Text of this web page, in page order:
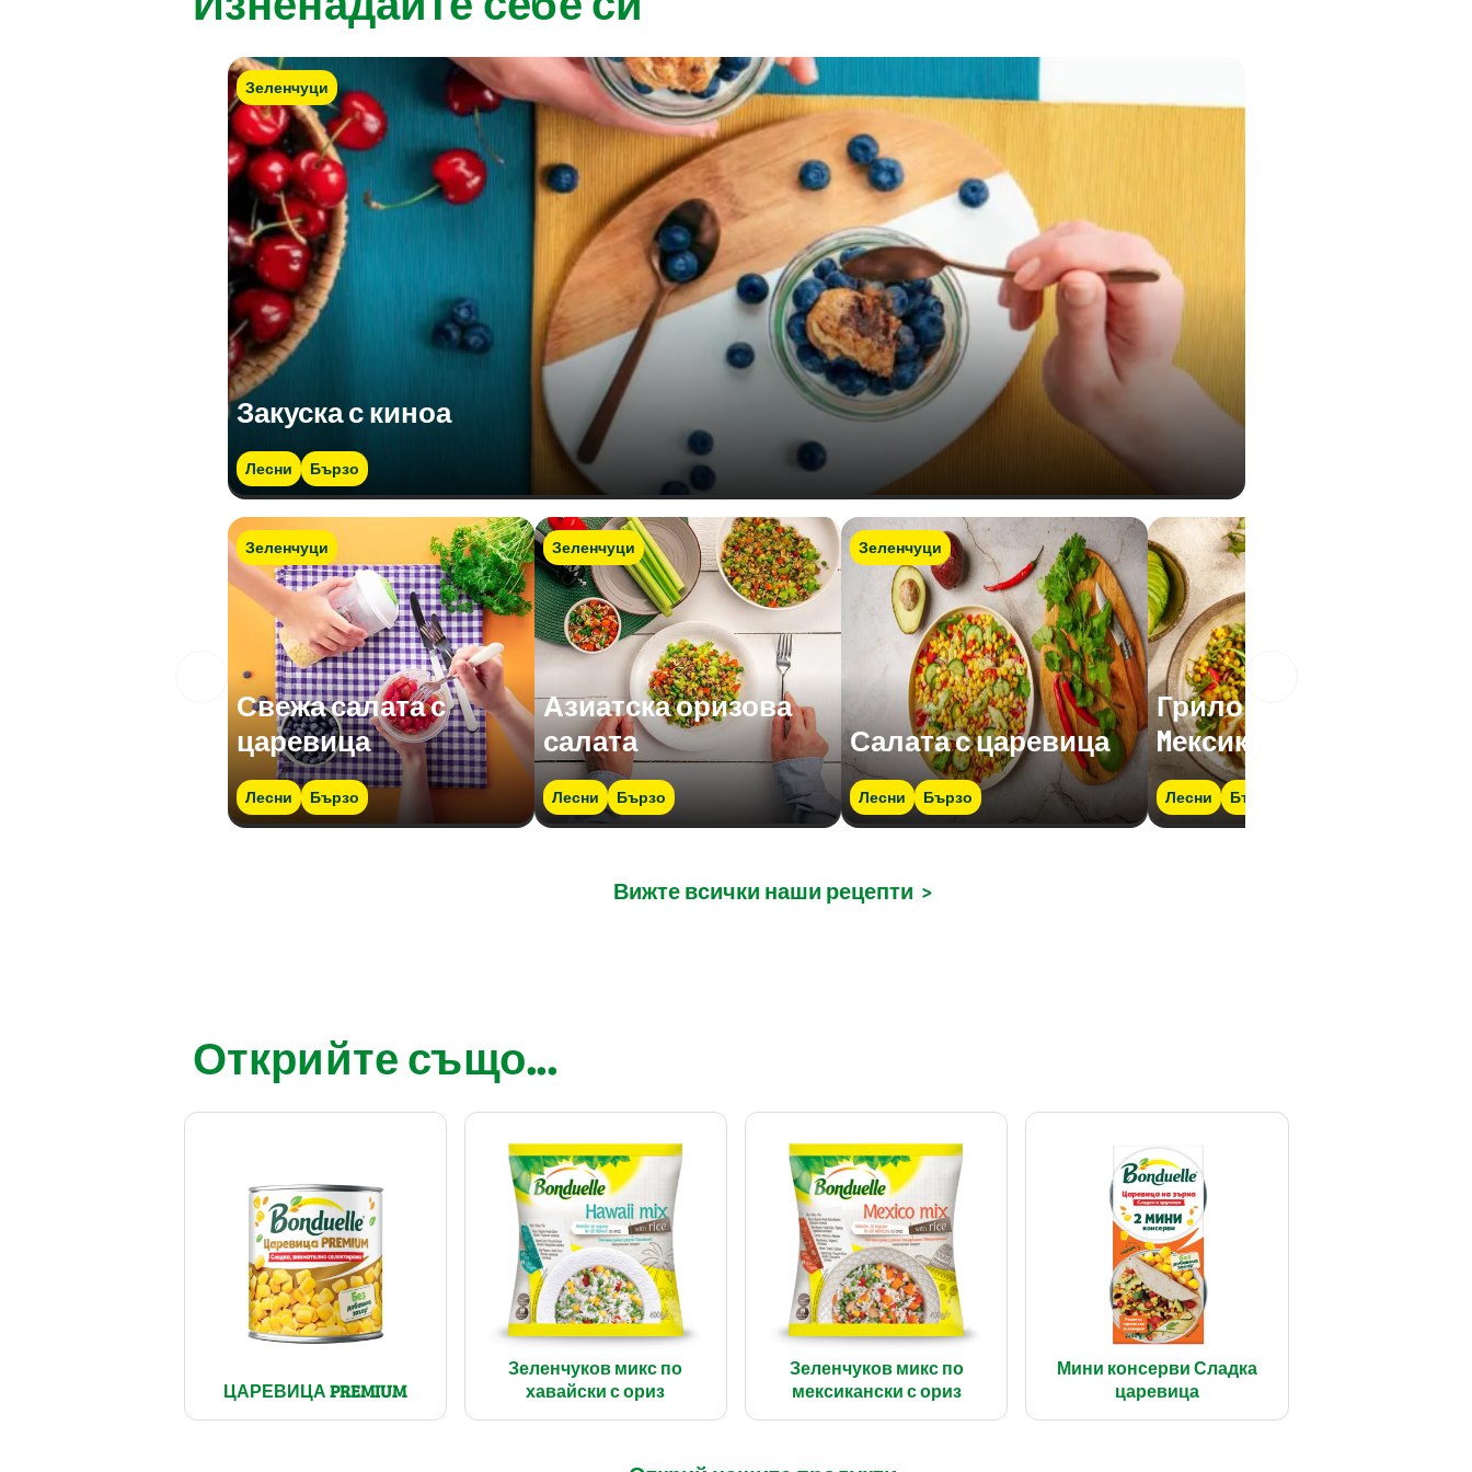
Зеленчуци
Закуска с киноа
Лесни Бързо
Зеленчуци
Свежа салата с
царевица
Лесни Бързо
Зеленчуци
Азиатска оризова
салата
Лесни Бързо
Зеленчуци
Салата с царевица
Лесни Бързо
Гриловано сирене с
Mексико микс GOLD
Лесни Бързо
Вижте всички наши рецепти >
Открийте също...
ЦАРЕВИЦА PREMIUM
Зеленчуков микс по
хавайски с ориз
Зеленчуков микс по
мексикански с ориз
Мини консерви Сладка
царевица